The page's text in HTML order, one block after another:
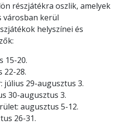
részjátékra oszlik, amelyek
városban kerül
helyszínei és
15-20.
22-28.
július 29-augusztus 3.
30-augusztus 3.
augusztus 5-12.
26-31.